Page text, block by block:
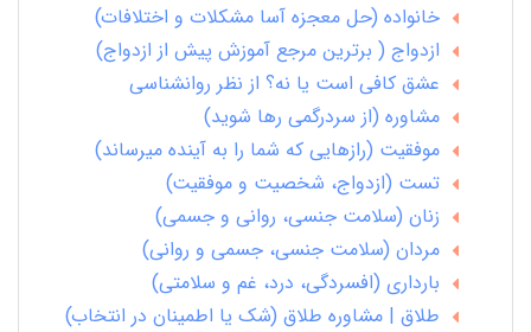
خانواده (حل معجزه آسا مشکلات و اختلافات)
ازدواج ( برترین مرجع آموزش پیش از ازدواج)
عشق کافی است یا نه؟ از نظر روانشناسی
مشاوره (از سردرگمی رها شوید)
موفقیت (رازهایی که شما را به آینده میرساند)
تست (ازدواج، شخصیت و موفقیت)
زنان (سلامت جنسی، روانی و جسمی)
مردان (سلامت جنسی، جسمی و روانی)
بارداری (افسردگی، درد، غم و سلامتی)
طلاق | مشاوره طلاق (شک یا اطمینان در انتخاب)